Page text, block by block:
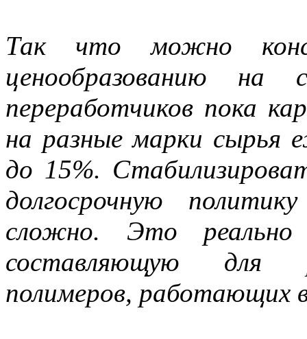
Так что можно
ценообразованию на
переработчиков пока
на разные марки сырья
до 15%.
долгосрочную
сложно. Это реально
составляющую для
полимеров, работающих